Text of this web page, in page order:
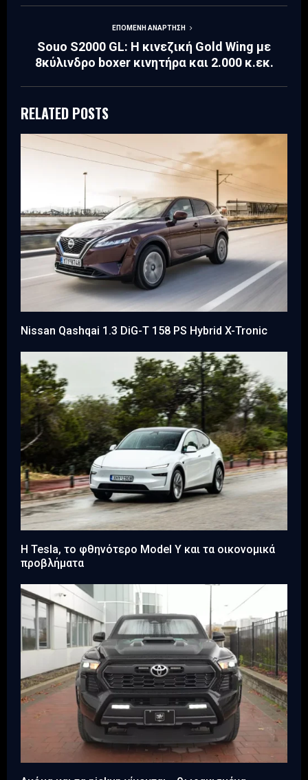
ΕΠΌΜΕΝΗ ΑΝΆΡΤΗΣΗ
Souo S2000 GL: Η κινεζική Gold Wing με
8κύλινδρο boxer κινητήρα και 2.000 κ.εκ.
RELATED POSTS
Nissan Qashqai 1.3 DiG-T 158 PS Hybrid X-Tronic
Η Tesla, το φθηνότερο Model Y και τα οικονομικά
προβλήματα